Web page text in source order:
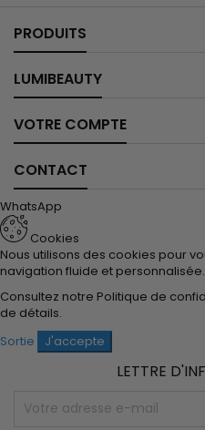
PRODUITS
LUMIBEAUTY
VOTRE COMPTE
CONTACT
WhatsApp
Cookies
Nous utilisons des cookies pour
navigation fluide et personnalisée.
Consultez notre Politique de
de détails.
Sortie
J'accepte
LETTRE